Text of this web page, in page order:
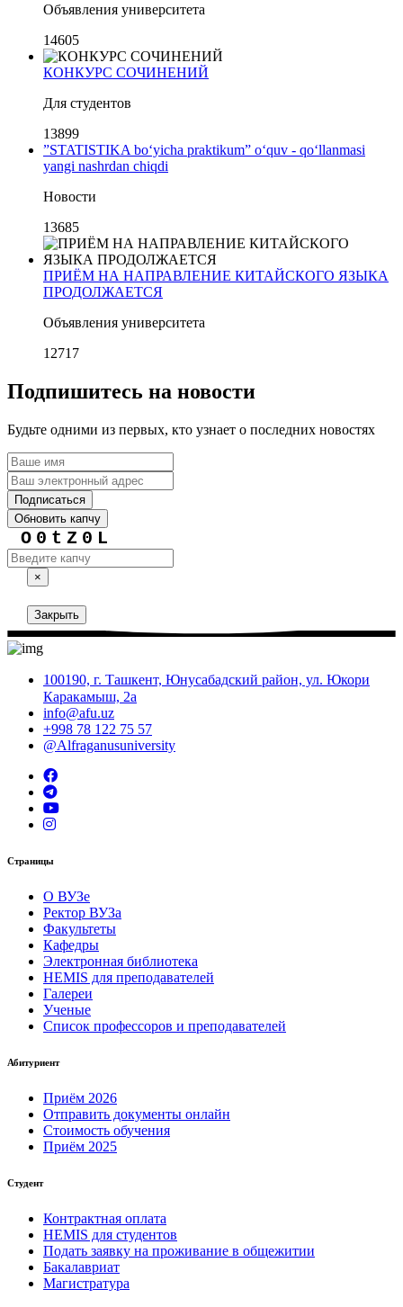
Объявления университета
14605
КОНКУРС СОЧИНЕНИЙ
Для студентов
13899
”STATISTIKA bo‘yicha praktikum” o‘quv - qo‘llanmasi
yangi nashrdan chiqdi
Новости
13685
ПРИЁМ НА НАПРАВЛЕНИЕ КИТАЙСКОГО ЯЗЫКА
ПРОДОЛЖАЕТСЯ
Объявления университета
12717
Подпишитесь на новости
Будьте одними из первых, кто узнает о последних новостях
Подписаться
Обновить капчу
O0tZ0L
×
Закрыть
100190, г. Ташкент, Юнусабадский район, ул. Юкори
Каракамыш, 2а
info@afu.uz
+998 78 122 75 57
@Alfraganusuniversity
Страницы
О ВУЗе
Ректор ВУЗа
Факультеты
Кафедры
Электронная библиотека
HEMIS для преподавателей
Галереи
Ученые
Список профессоров и преподавателей
Абитуриент
Приём 2026
Отправить документы онлайн
Стоимость обучения
Приём 2025
Студент
Контрактная оплата
HEMIS для студентов
Подать заявку на проживание в общежитии
Бакалавриат
Магистратура